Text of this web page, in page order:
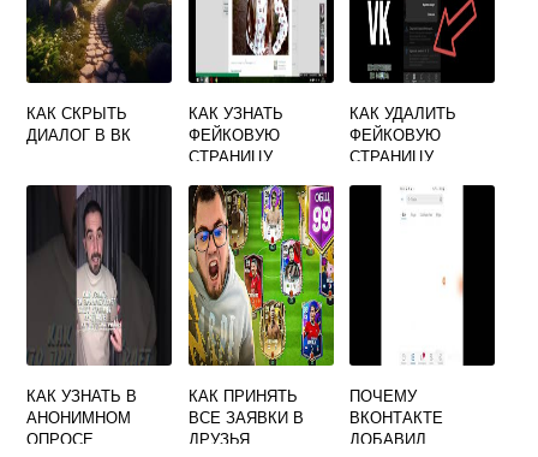
КАК СКРЫТЬ
ДИАЛОГ В ВК
КАК УЗНАТЬ
ФЕЙКОВУЮ
СТРАНИЦУ
ПРИНАДЛЕЖИТ
КАК УДАЛИТЬ
ФЕЙКОВУЮ
СТРАНИЦУ
НЕТ ДОСТУПА
КАК УЗНАТЬ В
АНОНИМНОМ
ОПРОСЕ
КАК ПРИНЯТЬ
ВСЕ ЗАЯВКИ В
ДРУЗЬЯ
ПОЧЕМУ
ВКОНТАКТЕ
ДОБАВИЛ